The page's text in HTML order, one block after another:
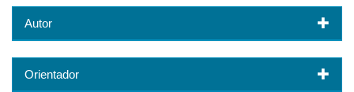
Autor
Orientador